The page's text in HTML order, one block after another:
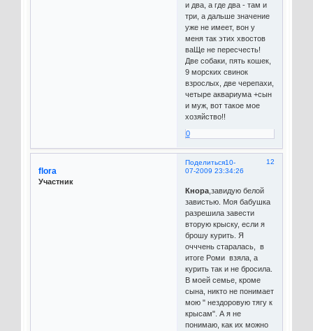
и два, а где два - там и
три, а дальше значение
уже не имеет, вон у
меня так этих хвостов
ваЩе не пересчесть!
Две собаки, пять кошек,
9 морских свинок
взрослых, две черепахи,
четыре аквариума +сын
и муж, вот такое мое
хозяйство!!
0
Поделиться 12
10-
07-2009 23:34:26
flora
Участник
Кнора,завидую белой
завистью. Моя бабушка
разрешила завести
вторую крыску, если я
брошу курить. Я
очччень старалась, в
итоге Роми взяла, а
курить так и не бросила.
В моей семье, кроме
сына, никто не понимает
мою " нездоровую тягу к
крысам". А я не
понимаю, как их можно